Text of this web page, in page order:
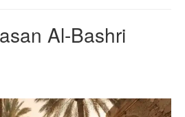
Al-Bashri